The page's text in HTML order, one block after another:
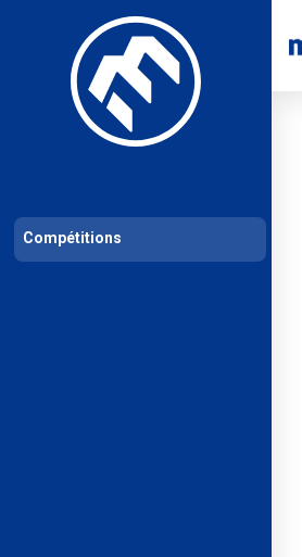
Les compétitions Calendrier de compétitions
Compétitions